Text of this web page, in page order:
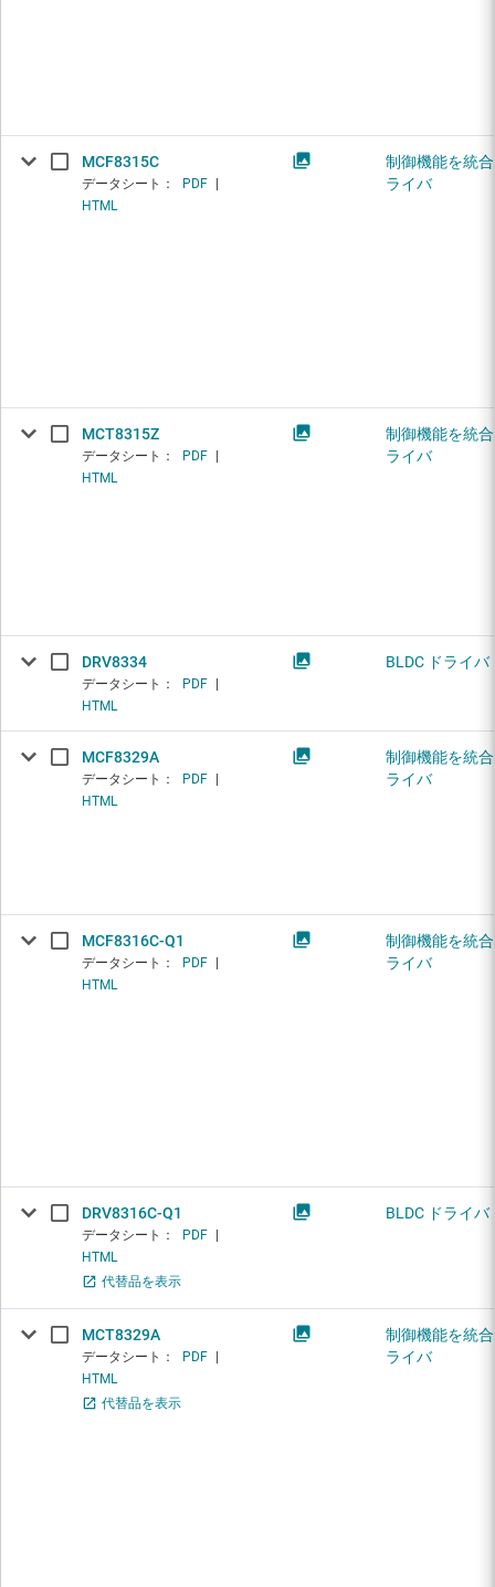
MCF8315C
データシート： PDF
HTML
制御機能を統
ライバ
MCT8315Z
データシート： PDF
HTML
制御機能を統
ライバ
DRV8334
データシート： PDF
HTML
BLDC ドライバ
MCF8329A
データシート： PDF
HTML
制御機能を統
ライバ
MCF8316C-Q1
データシート： PDF
HTML
制御機能を統
ライバ
DRV8316C-Q1
データシート： PDF
HTML
代替品を表示
BLDC ドライバ
MCT8329A
データシート： PDF
HTML
代替品を表示
制御機能を統
ライバ